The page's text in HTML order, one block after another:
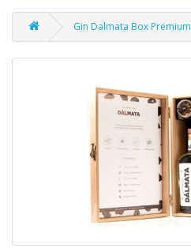
Gin Dalmata Box Premium